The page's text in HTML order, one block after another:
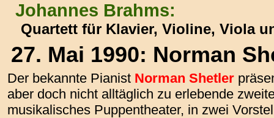
Johannes Brahms:
Quartett für Klavier, Violine, Viola
27. Mai 1990: Norman
Der bekannte Pianist Norman Shetler
aber doch nicht alltäglich zu erlebende
musikalisches Puppentheater, in zwei